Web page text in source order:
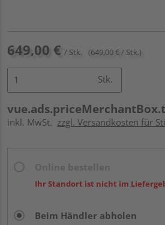
649,00 € / Stk. (649,00 € / Stk.)
Stk.
inkl. MwSt. zzgl. Versandkosten für
Ihr Standort ist nicht im
Beim Händler abholen